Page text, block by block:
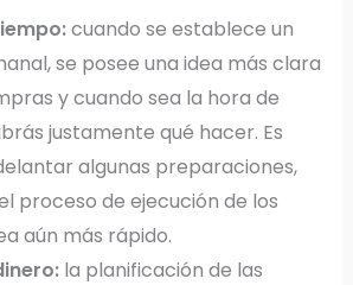
cuando se establece un
se posee una idea más clara
y cuando sea la hora de
justamente qué hacer. Es
algunas preparaciones,
proceso de ejecución de los
aún más rápido.
la planificación de las